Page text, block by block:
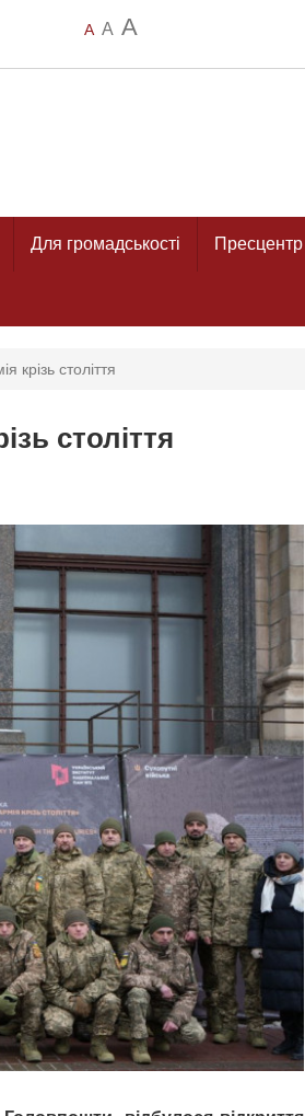
A A A
Для громадськості Пресцентр
крізь століття
століття